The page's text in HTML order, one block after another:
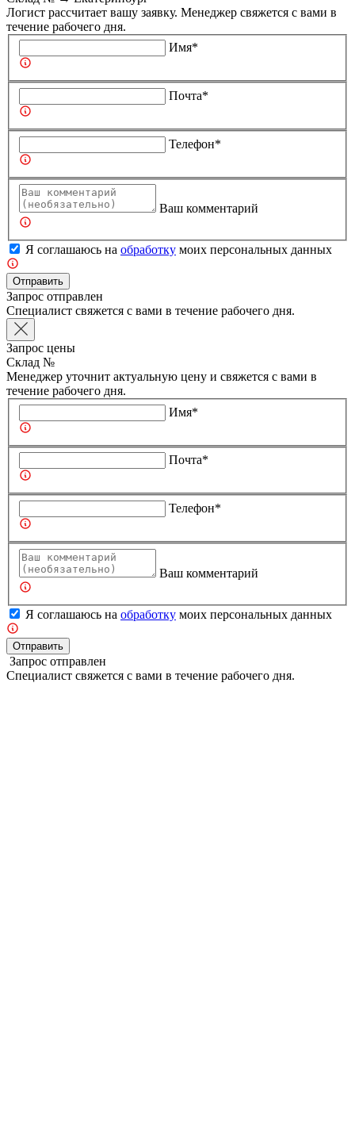
Логист рассчитает вашу заявку. Менеджер свяжется с вами в
течение рабочего дня.
Имя*
Почта*
Телефон*
Ваш комментарий
Я соглашаюсь на обработку моих персональных данных
Отправить
Запрос отправлен
Специалист свяжется с вами в течение рабочего дня.
Запрос цены
Склад №
Менеджер уточнит актуальную цену и свяжется с вами в
течение рабочего дня.
Имя*
Почта*
Телефон*
Ваш комментарий
Я соглашаюсь на обработку моих персональных данных
Отправить
Запрос отправлен
Специалист свяжется с вами в течение рабочего дня.